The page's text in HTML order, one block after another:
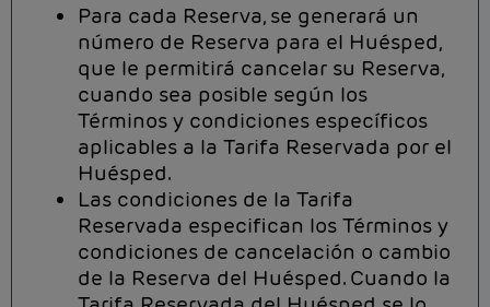
Para cada Reserva, se generará un
número de Reserva para el Huésped,
que le permitirá cancelar su Reserva,
cuando sea posible según los
Términos y condiciones específicos
aplicables a la Tarifa Reservada por el
Huésped.
Las condiciones de la Tarifa
Reservada especifican los Términos y
condiciones de cancelación o cambio
de la Reserva del Huésped. Cuando la